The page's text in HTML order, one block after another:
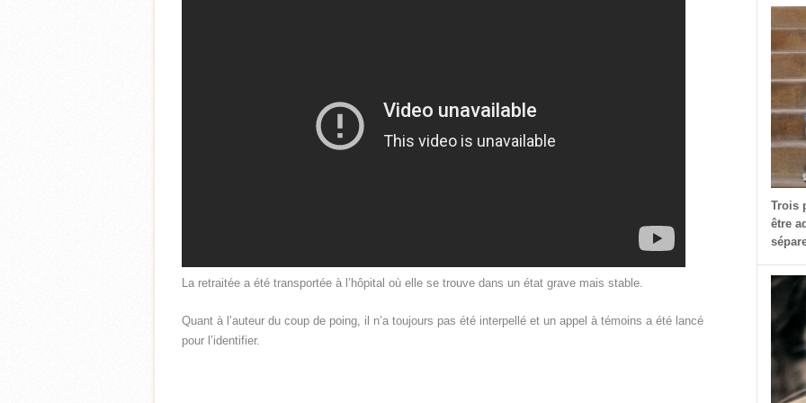
La retraitée a été transportée à l’hôpital où elle se trouve dans un état grave mais stable.
Quant à l’auteur du coup de poing, il n’a toujours pas été interpellé et un appel à témoins a été lancé
pour l’identifier.
Trois
être